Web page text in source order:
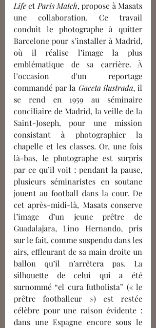
Life et Paris Match, propose à Masats
une collaboration. Ce travail
conduit le photographe à quitter
Barcelone pour s’installer à Madrid,
où il réalise l’image la plus
emblématique de sa carrière. À
l’occasion d’un reportage
commandé par la Gaceta ilustrada, il
se rend en 1959 au séminaire
conciliaire de Madrid, la veille de la
Saint-Joseph, pour une mission
consistant à photographier la
chapelle et les classes. Or, une fois
là-bas, le photographe est surpris
par ce qu’il voit : pendant la pause,
plusieurs séminaristes en soutane
jouent au football dans la cour. De
cet après-midi-là, Masats conserve
l’image d’un jeune prêtre de
Guadalajara, Lino Hernando, pris
sur le fait, comme suspendu dans les
airs, effleurant de sa main droite un
ballon qu’il n’arrêtera pas. La
silhouette de celui qui a été
surnommé “el cura futbolista” (« le
prêtre footballeur ») est restée
célèbre pour une raison évidente :
dans une Espagne encore sous le